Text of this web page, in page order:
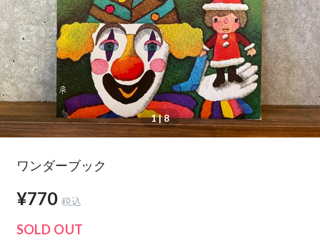
1| 8
ワンダーブック
¥770 税込
SOLD OUT